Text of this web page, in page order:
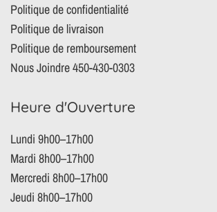
Politique de confidentialité
Politique de livraison
Politique de remboursement
Nous Joindre 450-430-0303
Heure d'Ouverture
Lundi 9h00–17h00
Mardi 8h00–17h00
Mercredi 8h00–17h00
Jeudi 8h00–17h00